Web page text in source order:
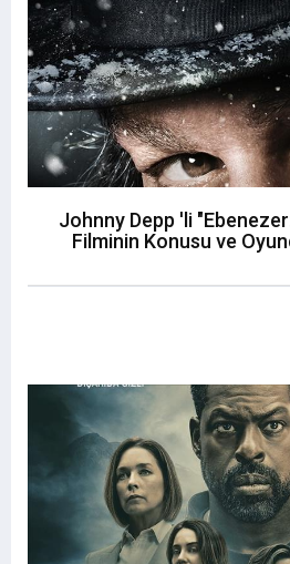
Johnny Depp 'li
Filminin Konusu ve